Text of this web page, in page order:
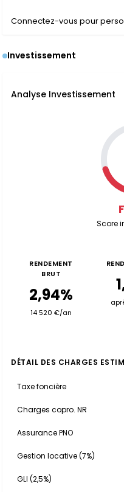
Connectez-vous pour
Investissement
Analyse Investissement
Score
RENDEMENT
BRUT
2,94%
14 520 €/an
DÉTAIL DES CHARGES
Taxe foncière
Charges copro. NR
Assurance PNO
Gestion locative (7%)
GLI (2,5%)